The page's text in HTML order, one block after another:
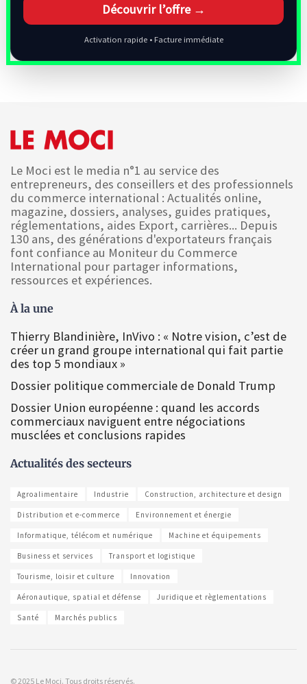
Découvrir l’offre →
Activation rapide • Facture immédiate
Le Moci est le media n°1 au service des
entrepreneurs, des conseillers et des professionnels
du commerce international : Actualités online,
magazine, dossiers, analyses, guides pratiques,
réglementations, aides Export, carrières... Depuis
130 ans, des générations d'exportateurs français
font confiance au Moniteur du Commerce
International pour partager informations,
ressources et expériences.
À la une
Thierry Blandinière, InVivo : « Notre vision, c’est de
créer un grand groupe international qui fait partie
des top 5 mondiaux »
Dossier politique commerciale de Donald Trump
Dossier Union européenne : quand les accords
commerciaux naviguent entre négociations
musclées et conclusions rapides
Actualités des secteurs
Agroalimentaire Industrie Construction, architecture et design
Distribution et e-commerce Environnement et énergie
Informatique, télécom et numérique Machine et équipements
Business et services Transport et logistique
Tourisme, loisir et culture Innovation
Aéronautique, spatial et défense Juridique et règlementations
Santé Marchés publics
© 2025 Le Moci. Tous droits réservés.